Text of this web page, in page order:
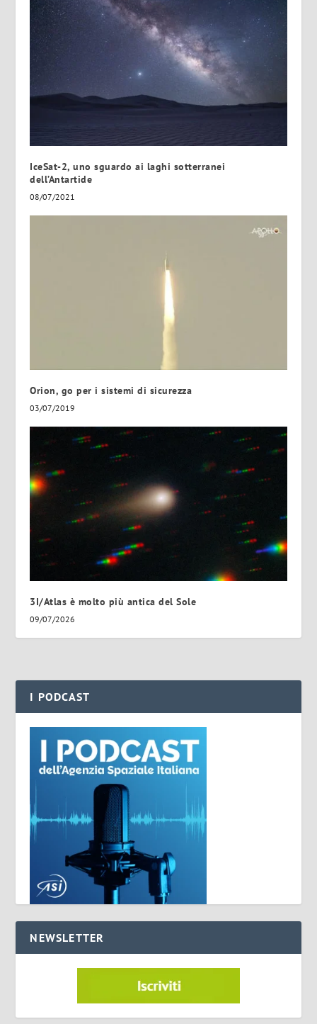
IceSat-2, uno sguardo ai laghi sotterranei
dell’Antartide
08/07/2021
Orion, go per i sistemi di sicurezza
03/07/2019
3I/Atlas è molto più antica del Sole
09/07/2026
I PODCAST
NEWSLETTER